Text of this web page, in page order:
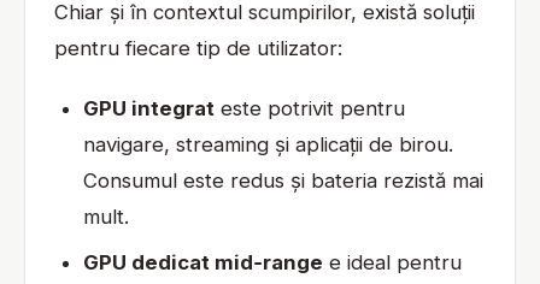
Chiar și în contextul scumpirilor, există soluții
pentru fiecare tip de utilizator:
GPU integrat este potrivit pentru
navigare, streaming și aplicații de birou.
Consumul este redus și bateria rezistă mai
mult.
GPU dedicat mid‑range e ideal pentru